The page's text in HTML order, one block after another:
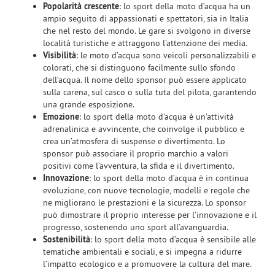
Popolarità crescente: lo sport della moto d’acqua ha un
ampio seguito di appassionati e spettatori, sia in Italia
che nel resto del mondo. Le gare si svolgono in diverse
località turistiche e attraggono l’attenzione dei media.
Visibilità: le moto d’acqua sono veicoli personalizzabili e
colorati, che si distinguono facilmente sullo sfondo
dell’acqua. Il nome dello sponsor può essere applicato
sulla carena, sul casco o sulla tuta del pilota, garantendo
una grande esposizione.
Emozione: lo sport della moto d’acqua è un’attività
adrenalinica e avvincente, che coinvolge il pubblico e
crea un’atmosfera di suspense e divertimento. Lo
sponsor può associare il proprio marchio a valori
positivi come l’avventura, la sfida e il divertimento.
Innovazione: lo sport della moto d’acqua è in continua
evoluzione, con nuove tecnologie, modelli e regole che
ne migliorano le prestazioni e la sicurezza. Lo sponsor
può dimostrare il proprio interesse per l’innovazione e il
progresso, sostenendo uno sport all’avanguardia.
Sostenibilità: lo sport della moto d’acqua è sensibile alle
tematiche ambientali e sociali, e si impegna a ridurre
l’impatto ecologico e a promuovere la cultura del mare.